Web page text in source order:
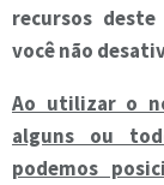
recursos
você não
Ao utilizar o
alguns ou
podemos